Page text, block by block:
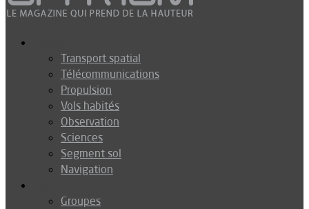
Transport spatial
Télécommunications
Propulsion
Vols habités
Observation
Sciences
Segment sol
Navigation
Groupes